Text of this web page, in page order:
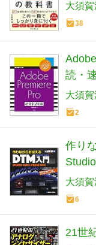
大須
38
読・
大須
2
作り
大須
6
21世